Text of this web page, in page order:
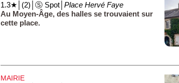
1.3★│(2)│Ⓢ Spot│Place Hervé Faye
Au Moyen-Âge, des halles se trouvaient sur
cette place.
MAIRIE